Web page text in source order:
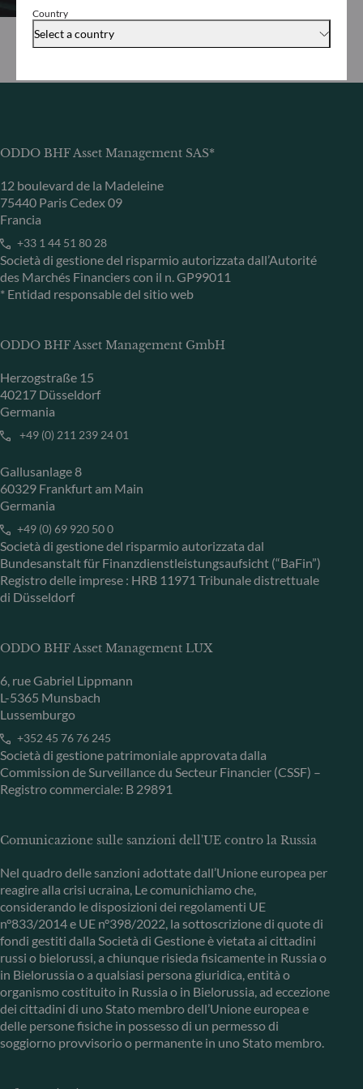
Country
Select a country
ODDO BHF Asset Management SAS*
12 boulevard de la Madeleine
75440 Paris Cedex 09
Francia
+33 1 44 51 80 28
Società di gestione del risparmio autorizzata dall’Autorité
des Marchés Financiers con il n. GP99011
* Entidad responsable del sitio web
ODDO BHF Asset Management GmbH
Herzogstraße 15
40217 Düsseldorf
Germania
+49 (0) 211 239 24 01
Gallusanlage 8
60329 Frankfurt am Main
Germania
+49 (0) 69 920 50 0
Società di gestione del risparmio autorizzata dal
Bundesanstalt für Finanzdienstleistungsaufsicht (“BaFin”)
Registro delle imprese : HRB 11971 Tribunale distrettuale
di Düsseldorf
ODDO BHF Asset Management LUX
6, rue Gabriel Lippmann
L-5365 Munsbach
Lussemburgo
+352 45 76 76 245
Società di gestione patrimoniale approvata dalla
Commission de Surveillance du Secteur Financier (CSSF) –
Registro commerciale: B 29891
Comunicazione sulle sanzioni dell'UE contro la Russia
Nel quadro delle sanzioni adottate dall’Unione europea per
reagire alla crisi ucraina, Le comunichiamo che,
considerando le disposizioni dei regolamenti UE
n°833/2014 e UE n°398/2022, la sottoscrizione di quote di
fondi gestiti dalla Società di Gestione è vietata ai cittadini
russi o bielorussi, a chiunque risieda fisicamente in Russia o
in Bielorussia o a qualsiasi persona giuridica, entità o
organismo costituito in Russia o in Bielorussia, ad eccezione
dei cittadini di uno Stato membro dell’Unione europea e
delle persone fisiche in possesso di un permesso di
soggiorno provvisorio o permanente in uno Stato membro.